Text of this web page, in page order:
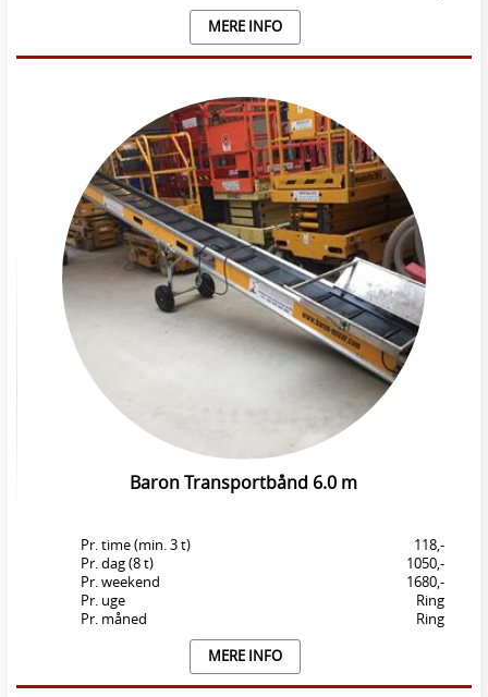
MERE INFO
Baron Transportbånd 6.0 m
Pr. time (min. 3 t)
118,-
Pr. dag (8 t)
1050,-
Pr. weekend
1680,-
Pr. uge
Ring
Pr. måned
Ring
MERE INFO